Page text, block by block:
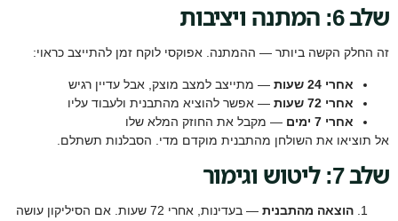
שלב 6: המתנה ויציבות
זה החלק הקשה ביותר — ההמתנה. אפוקסי לוקח זמן להתייצב כראוי:
אחרי 24 שעות
— מתייצב למצב מוצק, אבל עדיין רגיש
אחרי 72 שעות
— אפשר להוציא מהתבנית ולעבוד עליו
אחרי 7 ימים
— מקבל את החוזק המלא שלו
אל תוציאו את השולחן מהתבנית מוקדם מדי. הסבלנות תשתלם.
שלב 7: ליטוש וגימור
הוצאה מהתבנית
— בעדינות, אחרי 72 שעות. אם הסיליקון עושה